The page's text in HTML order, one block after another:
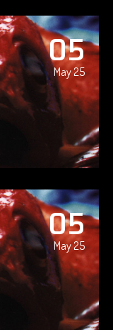
05
May 25
05
May 25